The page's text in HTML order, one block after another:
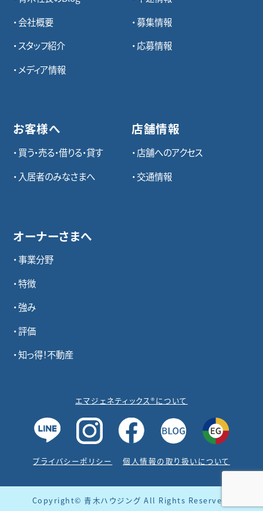
会社概要
スタッフ紹介
メディア情報
お客様へ
買う・売る・借りる・貸す
入居者のみなさまへ
オーナーさまへ
事業分野
特徴
強み
評価
知っ得！不動産
募集情報
応募情報
店舗情報
店舗へのアクセス
交通情報
エマジェネティックス®について
プライバシーポリシー 個人情報の取り扱いについて
Copyright© 青木ハウジング All Rights Reserved.